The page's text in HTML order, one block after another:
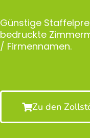
Günstige
bedruckte
/ Firmennamen.
Zu den